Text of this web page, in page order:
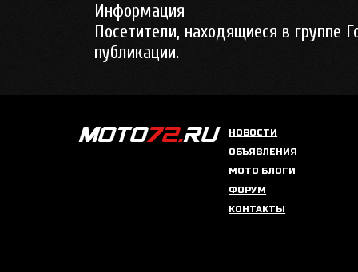
Информация
Посетители, находящиеся в группе
публикации.
НОВОСТИ
ОБЪЯВЛЕНИЯ
МОТО БЛОГИ
ФОРУМ
КОНТАКТЫ